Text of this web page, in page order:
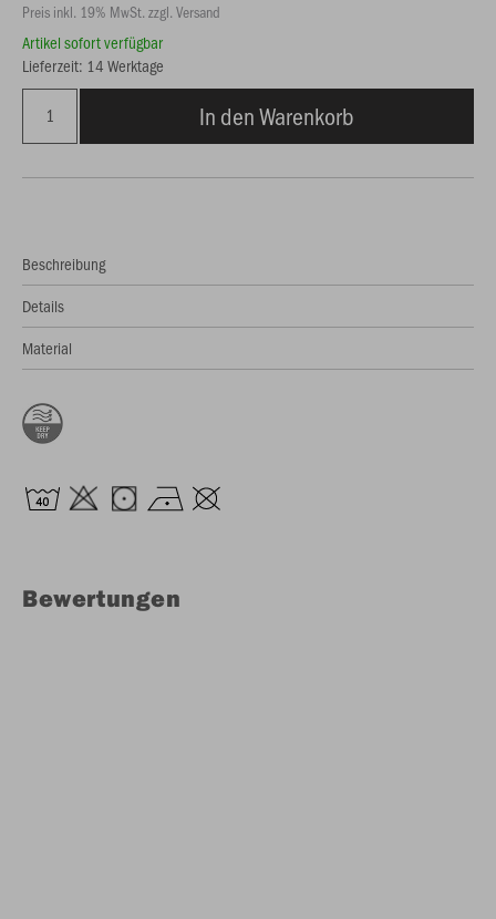
Preis inkl. 19% MwSt. zzgl. Versand
Artikel sofort verfügbar
Lieferzeit: 14 Werktage
In den Warenkorb
Beschreibung
Details
Material
Bewertungen